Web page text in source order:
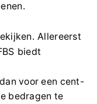
Allereerst
biedt
voor een cent-
bedragen te